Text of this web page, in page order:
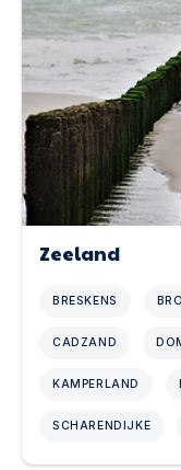
Zeeland
BRESKENS
CADZAND
KAMPERLAND
SCHARENDIJKE